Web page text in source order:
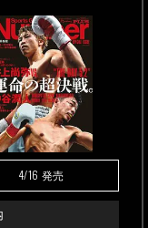
4/16 発売